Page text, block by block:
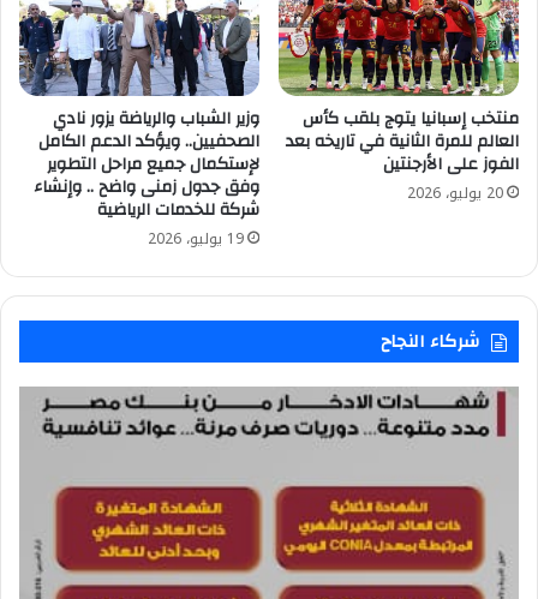
منتخب إسبانيا يتوج بلقب كأس
العالم للمرة الثانية في تاريخه بعد
الفوز على الأرجنتين
20 يوليو، 2026
وزير الشباب والرياضة يزور نادي
الصحفيين.. ويؤكد الدعم الكامل
لإستكمال جميع مراحل التطوير
وفق جدول زمنى واضح .. وإنشاء
شركة للخدمات الرياضية
19 يوليو، 2026
شركاء النجاح